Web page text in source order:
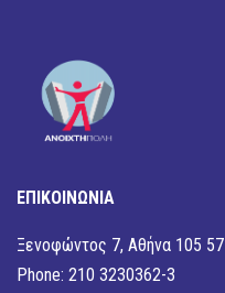
ΕΠΙΚΟΙΝΩΝΙΑ
Ξενοφώντος 7, Αθήνα 105 57
Phone: 210 3230362-3